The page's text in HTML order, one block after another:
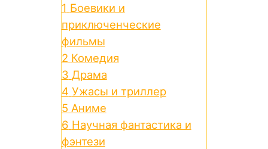
1 Боевики и
приключенческие
фильмы
2 Комедия
3 Драма
4 Ужасы и триллер
5 Аниме
6 Научная фантастика и
фэнтези